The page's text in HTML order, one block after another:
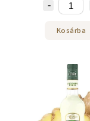
Kosárba